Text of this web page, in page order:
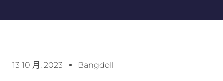
13 10 月, 2023 Bangdoll